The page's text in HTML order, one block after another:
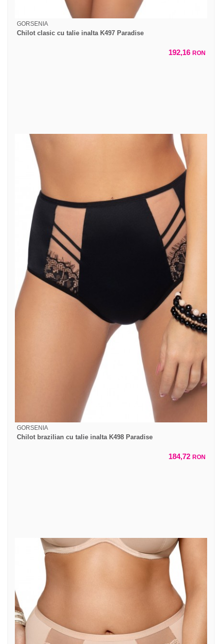
GORSENIA
Chilot clasic cu talie inalta K497 Paradise
192,16 RON
GORSENIA
Chilot brazilian cu talie inalta K498 Paradise
184,72 RON